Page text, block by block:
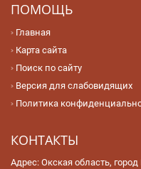
ПОМОЩЬ
Главная
Карта сайта
Поиск по сайту
Версия для слабовидящих
Политика
КОНТАКТЫ
Адрес: Окская область,